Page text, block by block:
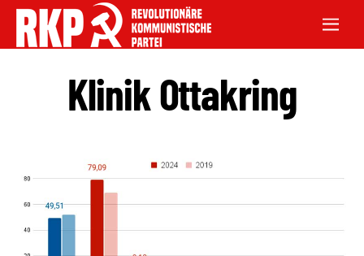
Klinik Ottakring